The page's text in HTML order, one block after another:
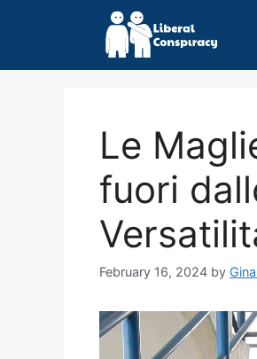
Le
fuori
February 16, 2024 by